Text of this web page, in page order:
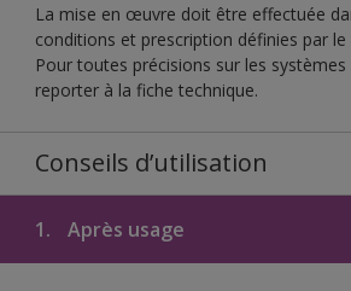
La mise en œuvre doit être effectuée
conditions et prescription définies par le
Pour toutes précisions sur les
reporter à la fiche technique.
Conseils d’utilisation
1. Après usage